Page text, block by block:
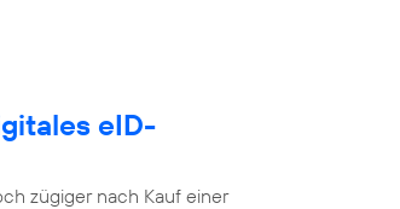
eID-
zügiger nach Kauf einer